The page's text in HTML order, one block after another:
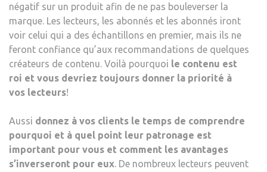
négatif sur un produit afin de ne pas bouleverser la
marque. Les lecteurs, les abonnés et les abonnés iront
voir celui qui a des échantillons en premier, mais ils ne
feront confiance qu’aux recommandations de quelques
créateurs de contenu. Voilà pourquoi le contenu est
roi et vous devriez toujours donner la priorité à
vos lecteurs!
Aussi donnez à vos clients le temps de comprendre
pourquoi et à quel point leur patronage est
important pour vous et comment les avantages
s’inverseront pour eux. De nombreux lecteurs peuvent